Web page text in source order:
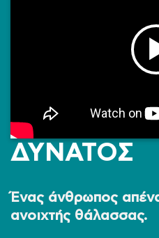
ΔΥΝΑΤΟΣ
Ένας άνθρωπος
ανοιχτής θάλασσας.